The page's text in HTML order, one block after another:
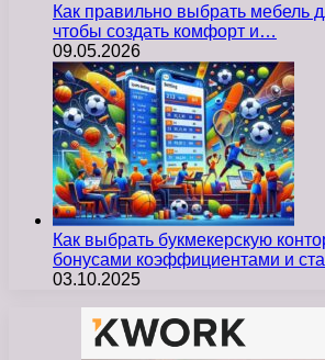
Как правильно выбрать мебель
чтобы создать комфорт и…
09.05.2026
Как выбрать букмекерскую
бонусами коэффициентами и
03.10.2025